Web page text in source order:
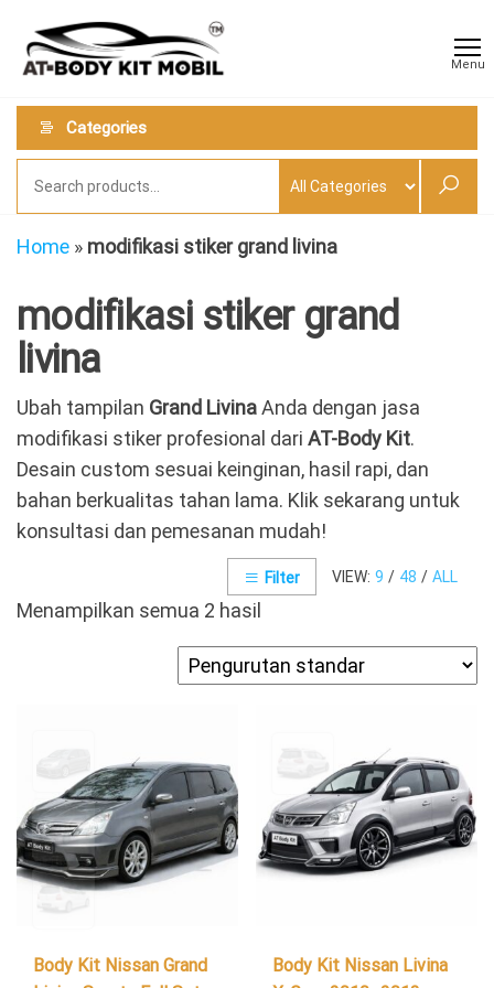
the
content
Kit
Mobil
Menu
Categories
Home » modifikasi stiker grand livina
modifikasi stiker grand
livina
Ubah tampilan Grand LivinaAnda dengan jasa
modifikasi stiker profesional dari AT-Body Kit.
Desain custom sesuai keinginan, hasil rapi, dan
bahan berkualitas tahan lama. Klik sekarang untuk
konsultasi dan pemesanan mudah!
VIEW: 9 / 48 / ALL
Filter
Menampilkan semua 2 hasil
Body Kit Nissan Grand
Body Kit Nissan Livina